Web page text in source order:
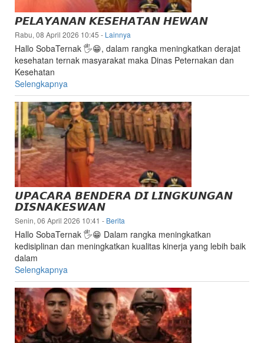
dan
Kesehatan
Hewan
Kabupaten
Lebak
𝙋𝙀𝙇𝘼𝙔𝘼𝙉𝘼𝙉 𝙆𝙀𝙎𝙀𝙃𝘼𝙏𝘼𝙉 𝙃𝙀𝙒𝘼𝙉
Rabu, 08 April 2026 10:45 - Lainnya
Hallo SobaTernak 🖐😁, dalam rangka meningkatkan derajat
kesehatan ternak masyarakat maka Dinas Peternakan dan
Kesehatan
Selengkapnya
𝙐𝙋𝘼𝘾𝘼𝙍𝘼 𝘽𝙀𝙉𝘿𝙀𝙍𝘼 𝘿𝙄 𝙇𝙄𝙉𝙂𝙆𝙐𝙉𝙂𝘼𝙉
𝘿𝙄𝙎𝙉𝘼𝙆𝙀𝙎𝙒𝘼𝙉
Senin, 06 April 2026 10:41 - Berita
Hallo SobaTernak 🖐😁 Dalam rangka meningkatkan
kedisiplinan dan meningkatkan kualitas kinerja yang lebih baik
dalam
Selengkapnya